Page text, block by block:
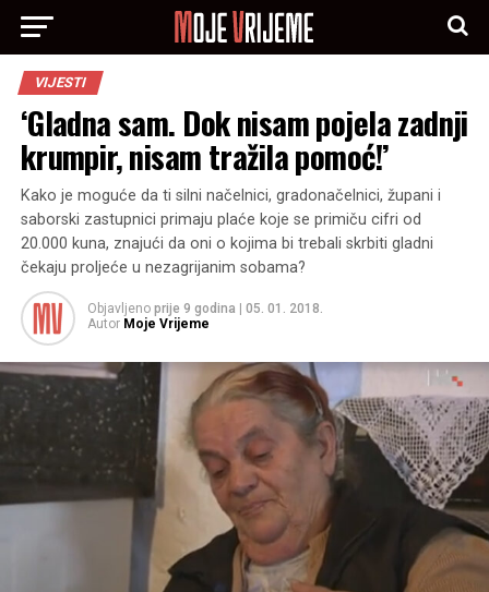
VIJESTI
‘Gladna sam. Dok nisam pojela zadnji
krumpir, nisam tražila pomoć!’
Kako je moguće da ti silni načelnici, gradonačelnici, župani i
saborski zastupnici primaju plaće koje se primiču cifri od
20.000 kuna, znajući da oni o kojima bi trebali skrbiti gladni
čekaju proljeće u nezagrijanim sobama?
Objavljeno prije 9 godina
05. 01. 2018.
Autor Moje Vrijeme